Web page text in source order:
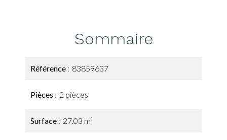
Sommaire
Référence 83859637
Pièces 2 pièces
Surface 27.03 m²